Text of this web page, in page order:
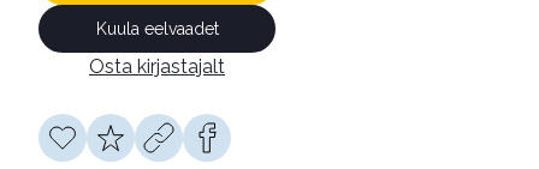
Kuula eelvaadet
Osta kirjastajalt